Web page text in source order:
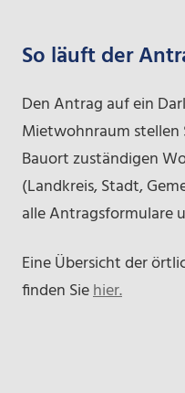
So läuft der
Den Antrag auf ein
Mietwohnraum stellen
Bauort zuständigen
(Landkreis, Stadt,
alle Antragsformulare
Eine Übersicht der
finden Siehier.